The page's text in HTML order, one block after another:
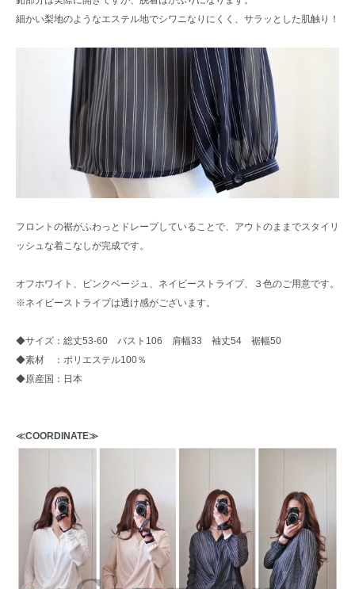
細かい梨地のようなエステル地でシワニなりにくく、サラッとした肌触り！
フロントの裾がふわっとドレープしていることで、アウトのままでスタイリ
ッシュな着こなしが完成です。
オフホワイト、ピンクベージュ、ネイビーストライプ、３色のご用意です。
※ネイビーストライプは透け感がございます。
◆サイズ：総丈53-60 バスト106 肩幅33 袖丈54 裾幅50
◆素材 ：ポリエステル100％
◆原産国：日本
≪COORDINATE≫